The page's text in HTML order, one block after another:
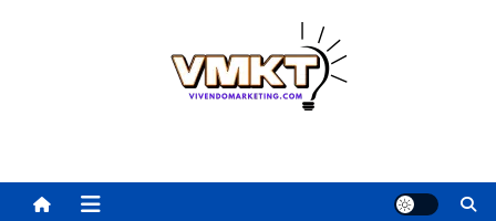
Para Revenda | Vivendo